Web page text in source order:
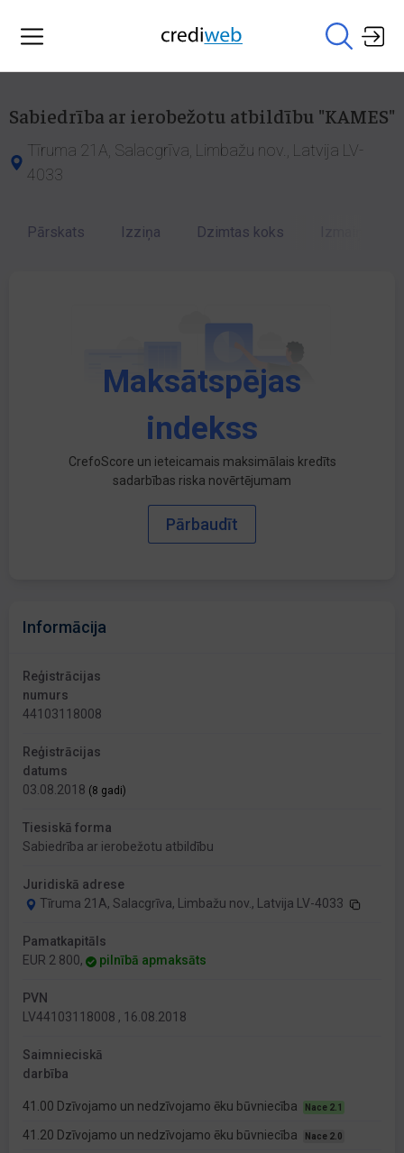
Sabiedrība ar ierobežotu atbildību "KAMES"
Tīruma 21A, Salacgrīva, Limbažu nov., Latvija LV-
4033
Pārskats Izziņa Dzimtas koks
Maksātspējas
indekss
CrefoScore un ieteicamais maksimālais kredīts
sadarbības riska novērtējumam
Pārbaudīt
Informācija
Reģistrācijas
numurs
44103118008
Reģistrācijas
datums
03.08.2018 (8 gadi)
Tiesiskā forma
Sabiedrība ar ierobežotu atbildību
Juridiskā adrese
Tīruma 21A, Salacgrīva, Limbažu nov., Latvija LV-4033
Pamatkapitāls
EUR 2 800,
pilnībā apmaksāts
PVN
LV44103118008 , 16.08.2018
Saimnieciskā
darbība
41.00 Dzīvojamo un nedzīvojamo ēku būvniecība Nace 2.1
41.20 Dzīvojamo un nedzīvojamo ēku būvniecība Nace 2.0